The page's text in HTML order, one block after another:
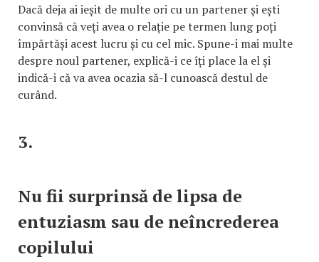
Dacă deja ai ieșit de multe ori cu un partener și ești
convinsă că veți avea o relație pe termen lung poți
împărtăși acest lucru și cu cel mic. Spune-i mai multe
despre noul partener, explică-i ce îți place la el și
indică-i că va avea ocazia să-l cunoască destul de
curând.
3.
Nu fii surprinsă de lipsa de
entuziasm sau de neîncrederea
copilului